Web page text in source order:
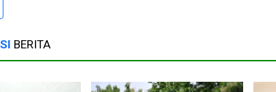
BERITA